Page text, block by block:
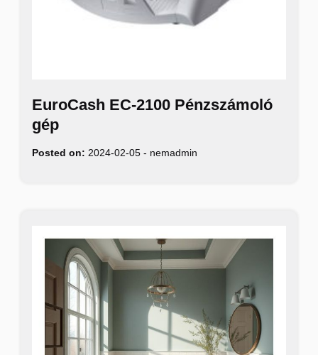
EuroCash EC-2100 Pénzszámoló
gép
Posted on: 2024-02-05 - nemadmin